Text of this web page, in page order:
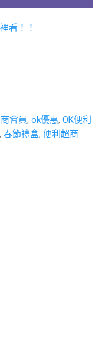
看！！
會員, ok優惠, OK便利
, 春節禮盒, 便利超商